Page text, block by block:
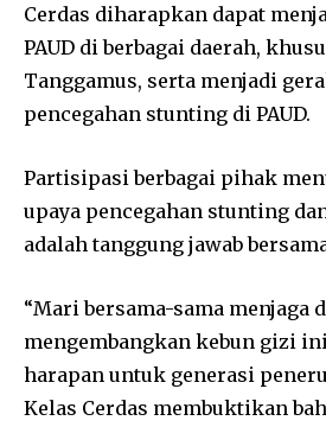
Cerdas diharapkan dapat
PAUD di berbagai daerah,
Tanggamus, serta menjadi
pencegahan stunting di PAUD.
Partisipasi berbagai pihak
upaya pencegahan stunting
adalah tanggung jawab
“Mari bersama-sama menjaga
mengembangkan kebun gizi
harapan untuk generasi
Kelas Cerdas membuktikan